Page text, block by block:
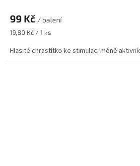
99 Kč / balení
Měrná
19,80 Kč / 1 ks
Hlasité chrastítko ke stimulaci méně